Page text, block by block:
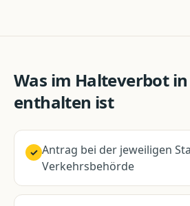
Was im Halteverbotin
enthalten ist
✓ Antrag bei der jeweiligen
Verkehrsbehörde